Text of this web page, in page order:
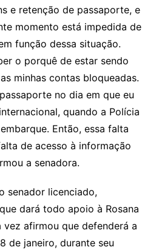
e retenção de passaporte, e
momento está impedida de
função dessa situação.
o porquê de estar sendo
minhas contas bloqueadas.
no dia em que eu
quando a Polícia
Então, essa falta
de acesso à informação
a senadora.
senador licenciado,
dará todo apoio à Rosana
afirmou que defenderá a
de janeiro, durante seu